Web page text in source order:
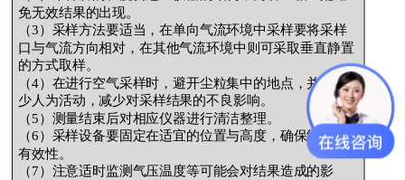
免无效结果的出现。
（3）采样方法要适当，在单向气流环境中采样要将采样
口与气流方向相对，在其他气流环境中则可采取垂直静置
的方式取样。
（4）在进行空气采样时，避开尘粒集中的地点，并且减
少人为活动，减少对采样结果的不良影响。
（5）测量结束后对相应仪器进行清洁整理。
（6）采样设备要固定在适宜的位置与高度，确保结果的
有效性。
（7）注意适时监测气压温度等可能会对结果造成的影